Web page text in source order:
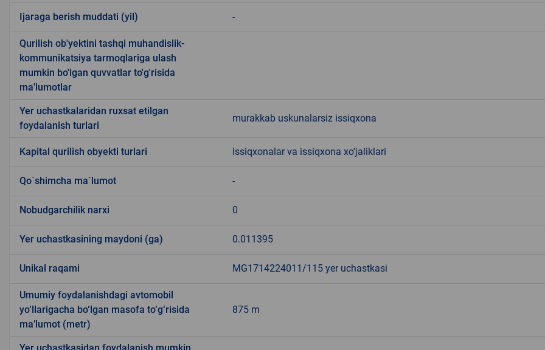
Ijaraga berish muddati (yil) -
Qurilish ob'yektini tashqi muhandislik-
kommunikatsiya tarmoqlariga ulash
mumkin bo'lgan quvvatlar to'g'risida
ma'lumotlar
Yer uchastkalaridan ruxsat etilgan
foydalanish turlari
murakkab uskunalarsiz issiqxona
Kapital qurilish obyekti turlari Issiqxonalar va issiqxona xo‘jaliklari
Qo`shimcha ma`lumot -
Nobudgarchilik narxi 0
Yer uchastkasining maydoni (ga) 0.011395
Unikal raqami MG1714224011/115 yer uchastkasi
Umumiy foydalanishdagi avtomobil
yo‘llarigacha bo‘lgan masofa to‘g‘risida
ma’lumot (metr)
875 m